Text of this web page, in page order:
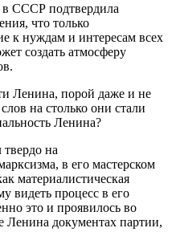
в СССР подтвердила
что только
к нуждам и интересам всех
создать атмосферу
Ленина, порой даже и не
на столько они стали
Ленина?
на
в его мастерском
материалистическая
видеть процесс в его
это и проявилось во
документах партии,